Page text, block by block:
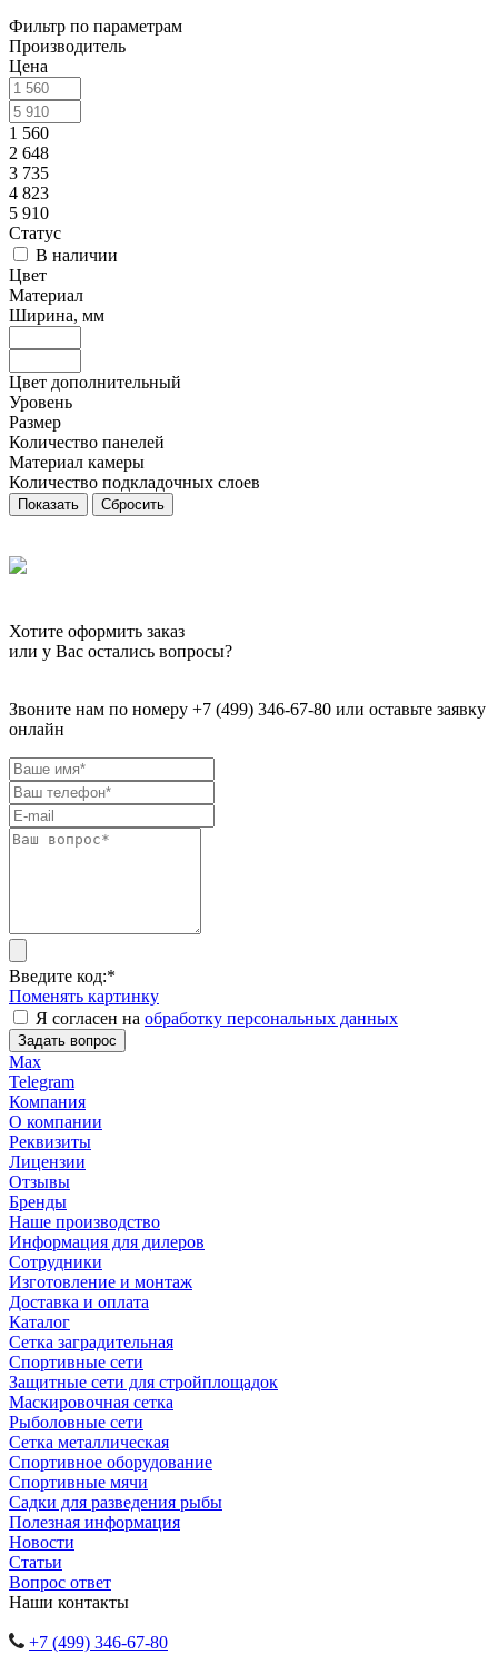
Фильтр по параметрам
Производитель
Цена
1 560
2 648
3 735
4 823
5 910
Статус
В наличии
Цвет
Материал
Ширина, мм
Цвет дополнительный
Уровень
Размер
Количество панелей
Материал камеры
Количество подкладочных слоев
Сбросить
Хотите оформить заказ
или у Вас остались вопросы?
Звоните нам по номеру +7 (499) 346-67-80 или оставьте заявку
онлайн
Введите код:*
Поменять картинку
Я согласен на обработку персональных данных
Задать вопрос
Max
Telegram
Компания
О компании
Реквизиты
Лицензии
Отзывы
Бренды
Наше производство
Информация для дилеров
Сотрудники
Изготовление и монтаж
Доставка и оплата
Каталог
Сетка заградительная
Спортивные сети
Защитные сети для стройплощадок
Маскировочная сетка
Рыболовные сети
Сетка металлическая
Спортивное оборудование
Спортивные мячи
Садки для разведения рыбы
Полезная информация
Новости
Статьи
Вопрос ответ
Наши контакты
+7 (499) 346-67-80